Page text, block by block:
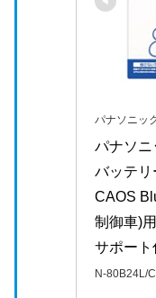
パナソニッ
パナソ
バッテ
CAOS
制御車)
サポート
N-80B24L/